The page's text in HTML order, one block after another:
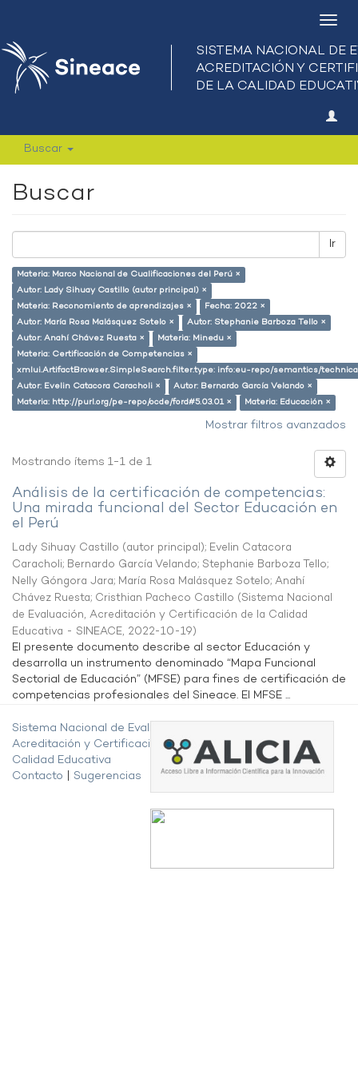
Buscar
Buscar
Ir
Materia: Marco Nacional de Cualificaciones del Perú ×
Autor: Lady Sihuay Castillo (autor principal) ×
Materia: Reconomiento de aprendizajes ×
Fecha: 2022 ×
Autor: María Rosa Malásquez Sotelo ×
Autor: Stephanie Barboza Tello ×
Autor: Anahí Chávez Ruesta ×
Materia: Minedu ×
Materia: Certificación de Competencias ×
xmlui.ArtifactBrowser.SimpleSearch.filter.type: info:eu-repo/semantics/
Autor: Evelin Catacora Caracholi ×
Autor: Bernardo García Velando ×
Materia: http://purl.org/pe-repo/ocde/ford#5.03.01 ×
Materia: Educación ×
Mostrar filtros avanzados
Mostrando ítems 1-1 de 1
Análisis de la certificación de competencias:
Una mirada funcional del Sector Educación en
el Perú
Lady Sihuay Castillo (autor principal); Evelin Catacora
Caracholi; Bernardo García Velando; Stephanie Barboza Tello;
Nelly Góngora Jara; María Rosa Malásquez Sotelo; Anahí
Chávez Ruesta; Cristhian Pacheco Castillo (Sistema Nacional
de Evaluación, Acreditación y Certificación de la Calidad
Educativa - SINEACE, 2022-10-19)
El presente documento describe al sector Educación y
desarrolla un instrumento denominado “Mapa Funcional
Sectorial de Educación” (MFSE) para fines de certificación de
competencias profesionales del Sineace. El MFSE ...
Sistema Nacional de Evaluación,
Acreditación y Certificación de la
Calidad Educativa
Contacto
Sugerencias